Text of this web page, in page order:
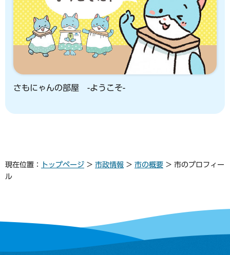
さもにゃんの部屋 -ようこそ-
現在位置： トップページ > 市政情報 > 市の概要 > 市のプロフィー
ル